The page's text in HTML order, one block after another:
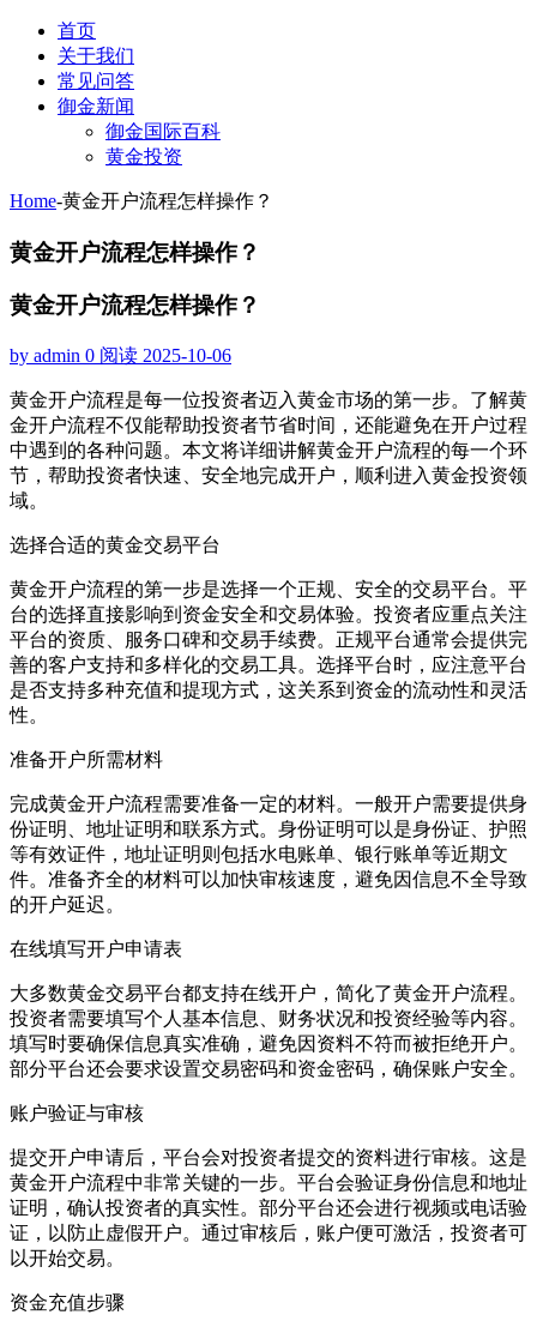
首页
关于我们
常见问答
御金新闻
御金国际百科
黄金投资
Home-黄金开户流程怎样操作？
黄金开户流程怎样操作？
黄金开户流程怎样操作？
by admin 0 阅读 2025-10-06
黄金开户流程是每一位投资者迈入黄金市场的第一步。了解黄
金开户流程不仅能帮助投资者节省时间，还能避免在开户过程
中遇到的各种问题。本文将详细讲解黄金开户流程的每一个环
节，帮助投资者快速、安全地完成开户，顺利进入黄金投资领
域。
选择合适的黄金交易平台
黄金开户流程的第一步是选择一个正规、安全的交易平台。平
台的选择直接影响到资金安全和交易体验。投资者应重点关注
平台的资质、服务口碑和交易手续费。正规平台通常会提供完
善的客户支持和多样化的交易工具。选择平台时，应注意平台
是否支持多种充值和提现方式，这关系到资金的流动性和灵活
性。
准备开户所需材料
完成黄金开户流程需要准备一定的材料。一般开户需要提供身
份证明、地址证明和联系方式。身份证明可以是身份证、护照
等有效证件，地址证明则包括水电账单、银行账单等近期文
件。准备齐全的材料可以加快审核速度，避免因信息不全导致
的开户延迟。
在线填写开户申请表
大多数黄金交易平台都支持在线开户，简化了黄金开户流程。
投资者需要填写个人基本信息、财务状况和投资经验等内容。
填写时要确保信息真实准确，避免因资料不符而被拒绝开户。
部分平台还会要求设置交易密码和资金密码，确保账户安全。
账户验证与审核
提交开户申请后，平台会对投资者提交的资料进行审核。这是
黄金开户流程中非常关键的一步。平台会验证身份信息和地址
证明，确认投资者的真实性。部分平台还会进行视频或电话验
证，以防止虚假开户。通过审核后，账户便可激活，投资者可
以开始交易。
资金充值步骤